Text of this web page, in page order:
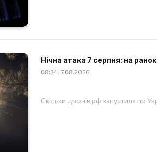
Нічна атака 7 серпня: на
08:34 | 7.08.2026
Скільки дронів рф запустила по